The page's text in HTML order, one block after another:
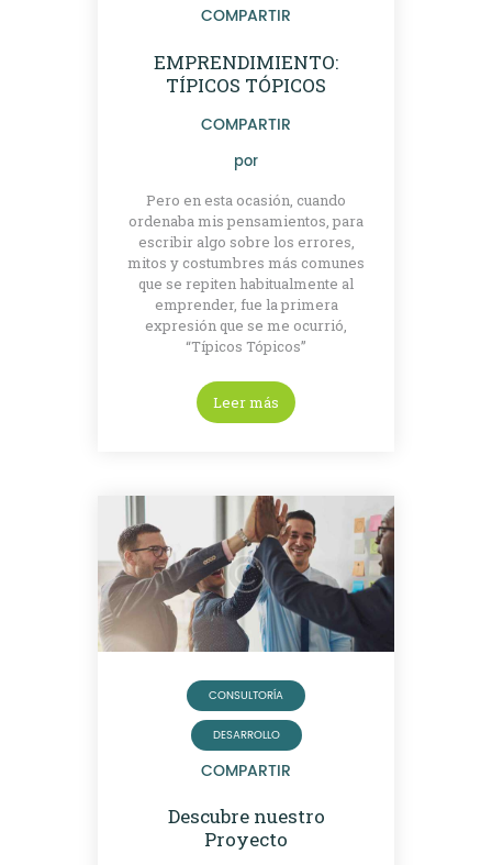
COMPARTIR
EMPRENDIMIENTO:
TÍPICOS TÓPICOS
COMPARTIR
por
Pero en esta ocasión, cuando
ordenaba mis pensamientos, para
escribir algo sobre los errores,
mitos y costumbres más comunes
que se repiten habitualmente al
emprender, fue la primera
expresión que se me ocurrió,
“Típicos Tópicos”
Leer más
CONSULTORÍA
DESARROLLO
COMPARTIR
Descubre nuestro
Proyecto